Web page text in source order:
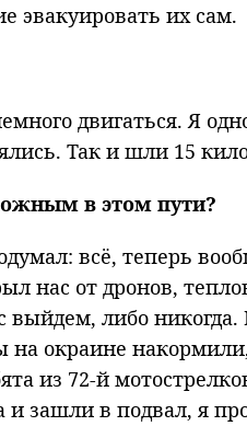
эвакуировать их сам.
двигаться. Я
Так и шли 15
в этом пути?
всё, теперь
нас от дронов,
выйдем, либо
на окраине
из 72-й
и зашли в подвал, я